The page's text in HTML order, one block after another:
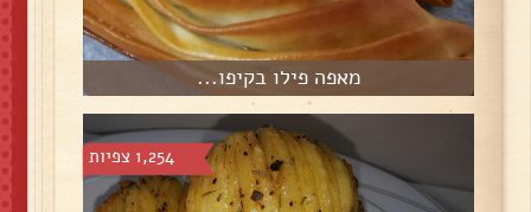
מאפה פילו בקיפו...
1,254 צפיות